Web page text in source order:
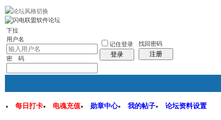
下拉
用户名
密 码
记住登录
登录
找回密码
注册
每日打卡 电魂充值 勋章中心 我的帖子 论坛资料设置